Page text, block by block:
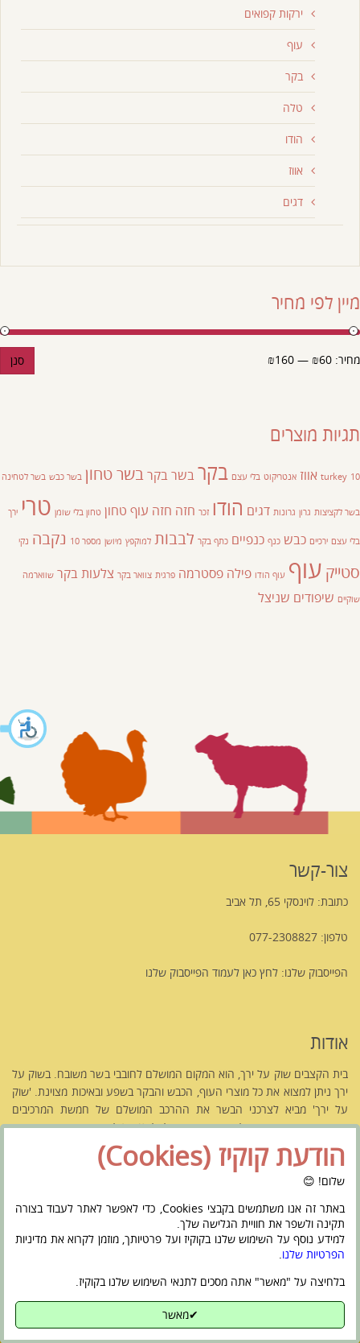
ירקות קפואים
עוף
בקר
טלה
הודו
אווז
דגים
מיין לפי מחיר
סנן מחיר: ₪60
—
₪160
תגיות מוצרים
10
turkey אווז אנטריקוט בלי עצם בקרבשר בקרבשר טחון בשר כבש בשר לטחינה
בשר לקציצות גרון גרונות דגים הודו זכר חזה חזה עוף טחון טחון בלי שומן טרי ירך
בלי עצם ירכיים כבש כנף כנפיים כתף בקר לבבות למוקפץ מיושן מספר 10 נקבה נקי
סטייק עוף עוף הודו פילה פסטרמה פרגית צוואר בקר צלעות בקר שווארמה
שוקיים שיפודים שניצל
צור-קשר
כתובת: לוינסקי 65, תל אביב
טלפון: 077-2308827
הפייסבוק שלנו: לחץ כאן לעמוד הפייסבוק שלנו
אודות
בית הקצבים שוק על ירך, הוא המקום המושלם לחובבי בשר משובח. בשוק על
ירך ניתן למצוא את כל מוצרי העוף, הכבש והבקר בשפע ובאיכות מצוינת. 'שוק
על ירך' מביא לצרכני הבשר את ההרכב המושלם של חמשת המרכיבים
העיקריים המגדירים אטליז משובח בישראל.לחץ כאן לקריאה נוספת אודותנו
ראשי מי אנחנו חנות – בית הקצבים
מדיניות פרטיות
צור קשר
בניית אתרים ושיווק דיגיטלי
הודעת קוקיז (Cookies)
שלום! 😊
באתר זה אנו משתמשים בקבצי Cookies, כדי לאפשר לאתר לעבוד בצורה
תקינה ולשפר את חוויית הגלישה שלך.
למידע נוסף על השימוש שלנו בקוקיז ועל פרטיותך, מוזמן לקרוא את מדיניות
הפרטיות שלנו.
בלחיצה על "מאשר" אתה מסכים לתנאי השימוש שלנו בקוקיז.
✔מאשר